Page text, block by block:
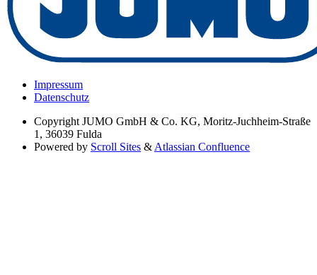
Impressum
Datenschutz
Copyright JUMO GmbH & Co. KG, Moritz-Juchheim-Straße
1, 36039 Fulda
Powered by Scroll Sites &Atlassian Confluence